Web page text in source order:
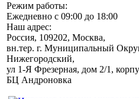
Режим работы:
Ежедневно с 09:00 до 18:00
Наш адрес:
Россия, 109202, Москва,
вн.тер. г. Муниципальный
Нижегородский,
ул 1-Я Фрезерная, дом 2/1,
БЦ Андроновка